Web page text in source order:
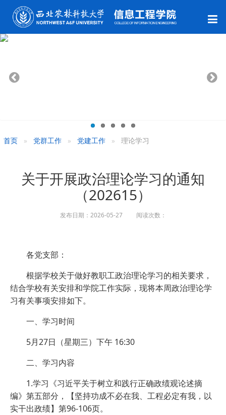
首页 党群工作 党建工作 理论学习
关于开展政治理论学习的通知
（202615）
发布日期：2026-05-27 阅读次数：
各党支部：
根据学校关于做好教职工政治理论学习的相关要求，
结合学校有关安排和学院工作实际，现将本周政治理论学
习有关事项安排如下。
一、学习时间
5月27日（星期三）下午 16:30
二、学习内容
1.学习《习近平关于树立和践行正确政绩观论述摘
编》第五部分，【坚持功成不必在我、工程必定有我，以
实干出政绩】第96-106页。